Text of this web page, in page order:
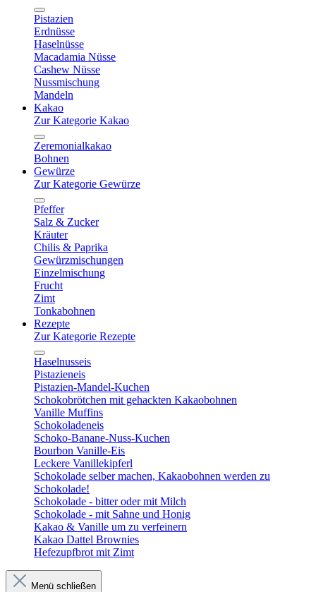
Pistazien
Erdnüsse
Haselnüsse
Macadamia Nüsse
Cashew Nüsse
Nussmischung
Mandeln
Kakao
Zur Kategorie Kakao
Zeremonialkakao
Bohnen
Gewürze
Zur Kategorie Gewürze
Pfeffer
Salz & Zucker
Kräuter
Chilis & Paprika
Gewürzmischungen
Einzelmischung
Frucht
Zimt
Tonkabohnen
Rezepte
Zur Kategorie Rezepte
Haselnusseis
Pistazieneis
Pistazien-Mandel-Kuchen
Schokobrötchen mit gehackten Kakaobohnen
Vanille Muffins
Schokoladeneis
Schoko-Banane-Nuss-Kuchen
Bourbon Vanille-Eis
Leckere Vanillekipferl
Schokolade selber machen, Kakaobohnen werden zu
Schokolade!
Schokolade - bitter oder mit Milch
Schokolade - mit Sahne und Honig
Kakao & Vanille um zu verfeinern
Kakao Dattel Brownies
Hefezupfbrot mit Zimt
Menü schließen